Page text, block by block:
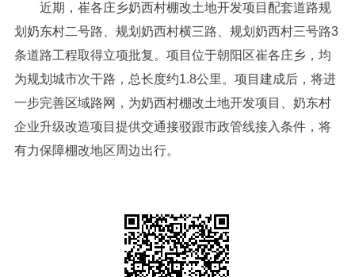
近期，崔各庄乡奶西村棚改土地开发项目配套道路规
划奶东村二号路、规划奶西村横三路、规划奶西村三号路3
条道路工程取得立项批复。项目位于朝阳区崔各庄乡，均
为规划城市次干路，总长度约1.8公里。项目建成后，将进
一步完善区域路网，为奶西村棚改土地开发项目、奶东村
企业升级改造项目提供交通接驳跟市政管线接入条件，将
有力保障棚改地区周边出行。